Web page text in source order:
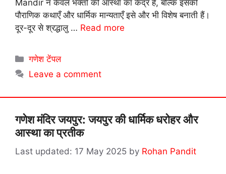
Mandir न केवल भक्तों की आस्था का केंद्र है, बल्कि इसकी
पौराणिक कथाएँ और धार्मिक मान्यताएँ इसे और भी विशेष बनाती हैं।
दूर-दूर से श्रद्धालु … Read more
Categories
गणेश टेंपल
Leave a comment
गणेश मंदिर जयपुर: जयपुर की धार्मिक धरोहर और
आस्था का प्रतीक
17 May 2025 by Rohan Pandit